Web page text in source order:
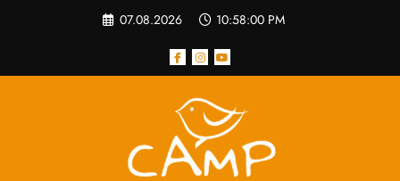
07.08.2026 10:58:00 PM